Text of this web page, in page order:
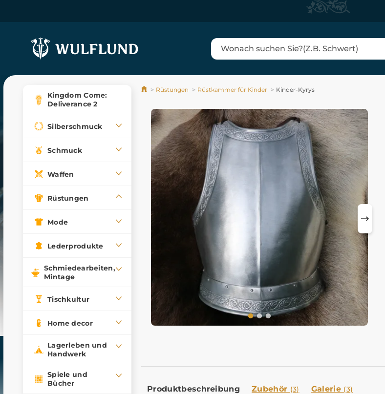
Kingdom Come:
Deliverance 2
Silberschmuck
Schmuck
Waffen
Rüstungen
Mode
Lederprodukte
Schmiedearbeiten,
Mintage
Tischkultur
Home decor
Lagerleben und
Handwerk
Spiele und
Bücher
Rüstungen Rüstkammer für Kinder Kinder-Kyrys
Produktbeschreibung Zubehör (3) Galerie (3)